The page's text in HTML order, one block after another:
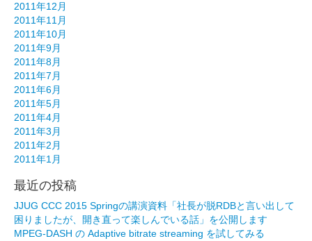
2011年12月
2011年11月
2011年10月
2011年9月
2011年8月
2011年7月
2011年6月
2011年5月
2011年4月
2011年3月
2011年2月
2011年1月
最近の投稿
JJUG CCC 2015 Springの講演資料「社長が脱RDBと言い出して
困りましたが、開き直って楽しんでいる話」を公開します
MPEG-DASH の Adaptive bitrate streaming を試してみる